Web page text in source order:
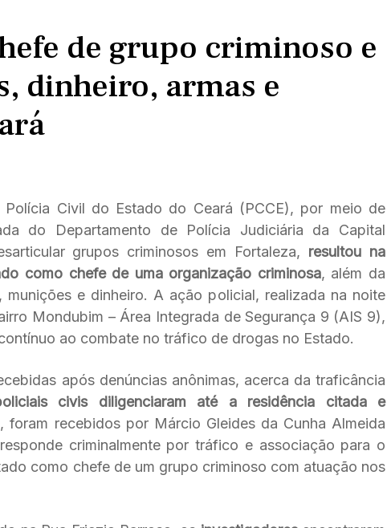
de grupo criminoso e
dinheiro, armas e
Polícia Civil do Estado do Ceará (PCCE), por meio de
do Departamento de Polícia Judiciária da Capital
grupos criminosos em Fortaleza, resultou na
como chefe de uma organização criminosa, além da
munições e dinheiro. A ação policial, realizada na noite
Mondubim – Área Integrada de Segurança 9 (AIS 9),
ao combate no tráfico de drogas no Estado.
após denúncias anônimas, acerca da traficância
civis diligenciaram até a residência citada e
foram recebidos por Márcio Gleides da Cunha Almeida
criminalmente por tráfico e associação para o
como chefe de um grupo criminoso com atuação nos